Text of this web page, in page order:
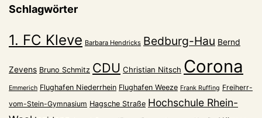
Schlagwörter
1. FC Kleve Barbara Hendricks Bedburg-Hau Bernd
Zevens Bruno Schmitz CDU Christian Nitsch Corona
Emmerich Flughafen Niederrhein Flughafen Weeze Frank Ruffing Freiherr-
vom-Stein-Gymnasium Hagsche Straße Hochschule Rhein-